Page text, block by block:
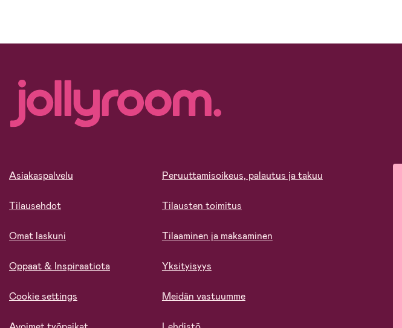
Asiakaspalvelu
Tilausehdot
Omat laskuni
Oppaat & Inspiraatiota
Cookie settings
Peruuttamisoikeus, palautus ja takuu
Tilausten toimitus
Tilaaminen ja maksaminen
Yksityisyys
Meidän vastuumme